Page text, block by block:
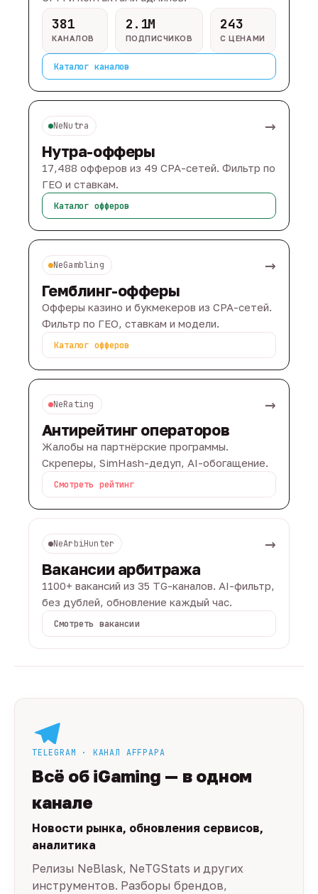
381
КАНАЛОВ
2.1M
ПОДПИСЧИКОВ
243
С ЦЕНАМИ
Каталог каналов
NeNutra →
Нутра-офферы
17,488 офферов из 49 CPA-сетей. Фильтр по
ГЕО и ставкам.
Каталог офферов
NeGambling →
Гемблинг-офферы
Офферы казино и букмекеров из CPA-сетей.
Фильтр по ГЕО, ставкам и модели.
Каталог офферов
NeRating →
Антирейтинг операторов
Жалобы на партнёрские программы.
Скреперы, SimHash-дедуп, AI-обогащение.
Смотреть рейтинг
NeArbiHunter →
Вакансии арбитража
1100+ вакансий из 35 TG-каналов. AI-фильтр,
без дублей, обновление каждый час.
Смотреть вакансии
TELEGRAM · КАНАЛ AFFPAPA
Всё об iGaming — в одном
канале
Новости рынка, обновления сервисов,
аналитика
Релизы NeBlask, NeTGStats и других
инструментов. Разборы брендов,